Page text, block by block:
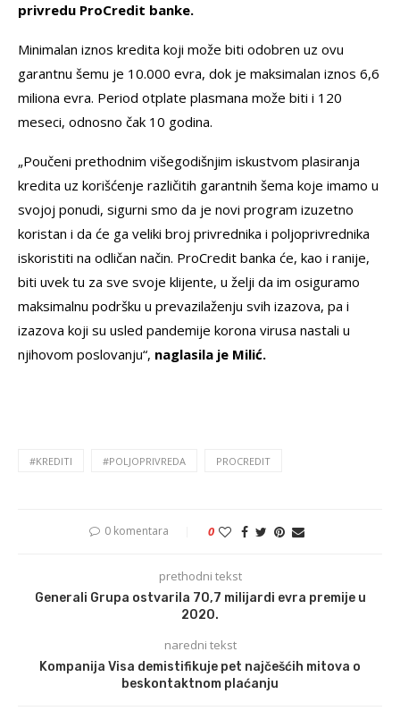
privredu ProCredit banke.
Minimalan iznos kredita koji može biti odobren uz ovu
garantnu šemu je 10.000 evra, dok je maksimalan iznos 6,6
miliona evra. Period otplate plasmana može biti i 120
meseci, odnosno čak 10 godina.
„Poučeni prethodnim višegodišnjim iskustvom plasiranja
kredita uz korišćenje različitih garantnih šema koje imamo u
svojoj ponudi, sigurni smo da je novi program izuzetno
koristan i da će ga veliki broj privrednika i poljoprivrednika
iskoristiti na odličan način. ProCredit banka će, kao i ranije,
biti uvek tu za sve svoje klijente, u želji da im osiguramo
maksimalnu podršku u prevazilaženju svih izazova, pa i
izazova koji su usled pandemije korona virusa nastali u
njihovom poslovanju“, naglasila je Milić.
#KREDITI #POLJOPRIVREDA PROCREDIT
0 komentara 0
prethodni tekst
Generali Grupa ostvarila 70,7 milijardi evra premije u
2020.
naredni tekst
Kompanija Visa demistifikuje pet najčešćih mitova o
beskontaktnom plaćanju